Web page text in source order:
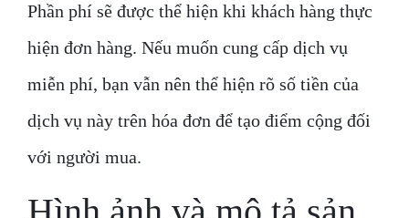
Phần phí sẽ được thể hiện khi khách hàng thực
hiện đơn hàng. Nếu muốn cung cấp dịch vụ
miễn phí, bạn vẫn nên thể hiện rõ số tiền của
dịch vụ này trên hóa đơn để tạo điểm cộng đối
với người mua.